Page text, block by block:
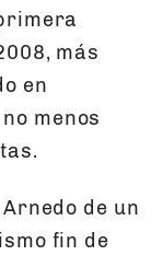
más
en
menos
de un
fin de